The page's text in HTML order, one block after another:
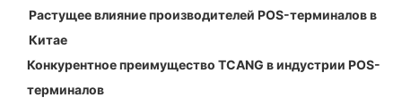
Растущее влияние производителей POS-терминалов в
Китае
Конкурентное преимущество TCANG в индустрии POS-
терминалов